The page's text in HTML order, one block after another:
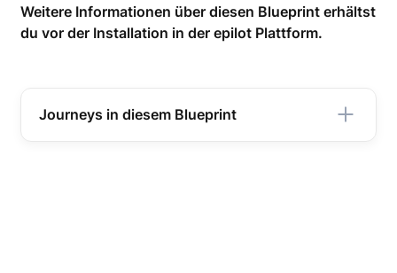
Weitere Informationen über diesen Blueprint erhältst
du vor der Installation in der epilot Plattform.
Journeys in diesem Blueprint